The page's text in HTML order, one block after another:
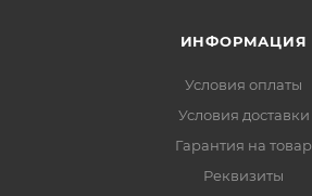
ИНФОРМАЦИЯ
Условия оплаты
Условия доставки
Гарантия на товар
Реквизиты